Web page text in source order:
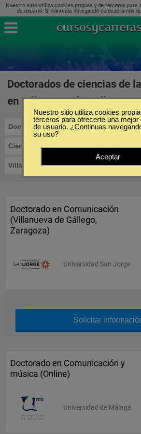
Nuestro sitio utiliza cookies propias y de terceros para
de usuario. Si continúa navegando consideramos
Doctorados de ciencias de
en Villanueva de Gállego
Doctorados
Ciencias de la Comunicación
Villanueva de Gállego
Doctorado en Comunicación
(Villanueva de Gállego,
Zaragoza)
Universidad San Jorge
Solicitar
Doctorado en Comunicación y
música (Online)
Universidad de Málaga
Nuestro sitio utiliza cookies
terceros para ofrecerte una mejor
de usuario. ¿Continuas
su uso?
Aceptar